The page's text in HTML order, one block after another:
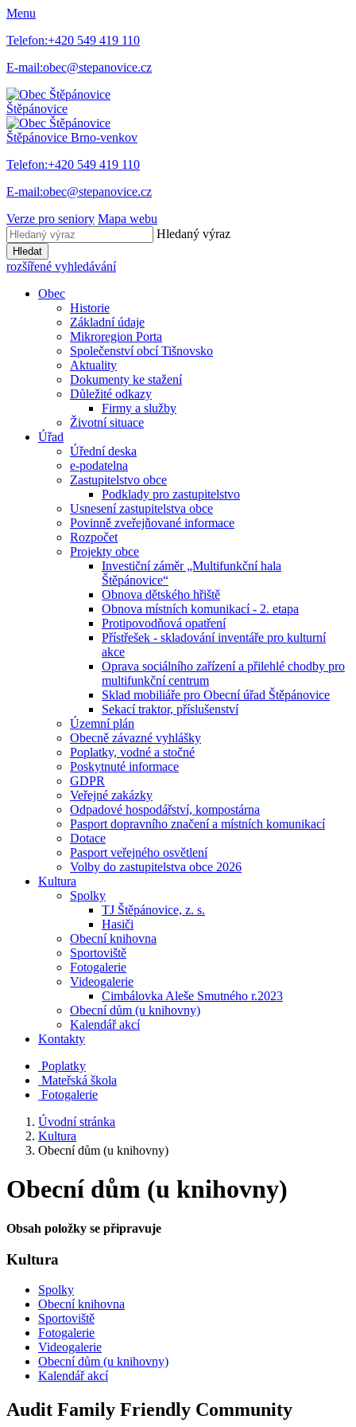
Menu
Telefon:+420 549 419 110
E-mail:obec@stepanovice.cz
Štěpánovice
Štěpánovice Brno-venkov
Telefon:+420 549 419 110
E-mail:obec@stepanovice.cz
Verze pro seniory Mapa webu
Hledaný výraz
Hledat
rozšířené vyhledávání
Obec
Historie
Základní údaje
Mikroregion Porta
Společenství obcí Tišnovsko
Aktuality
Dokumenty ke stažení
Důležité odkazy
Firmy a služby
Životní situace
Úřad
Úřední deska
e-podatelna
Zastupitelstvo obce
Podklady pro zastupitelstvo
Usnesení zastupitelstva obce
Povinně zveřejňované informace
Rozpočet
Projekty obce
Investiční záměr „Multifunkční hala
Štěpánovice“
Obnova dětského hřiště
Obnova místních komunikací - 2. etapa
Protipovodňová opatření
Přístřešek - skladování inventáře pro kulturní
akce
Oprava sociálního zařízení a přilehlé chodby pro
multifunkční centrum
Sklad mobiliáře pro Obecní úřad Štěpánovice
Sekací traktor, příslušenství
Územní plán
Obecně závazné vyhlášky
Poplatky, vodné a stočné
Poskytnuté informace
GDPR
Veřejné zakázky
Odpadové hospodářství, kompostárna
Pasport dopravního značení a místních komunikací
Dotace
Pasport veřejného osvětlení
Volby do zastupitelstva obce 2026
Kultura
Spolky
TJ Štěpánovice, z. s.
Hasiči
Obecní knihovna
Sportoviště
Fotogalerie
Videogalerie
Cimbálovka Aleše Smutného r.2023
Obecní dům (u knihovny)
Kalendář akcí
Kontakty
Poplatky
Mateřská škola
Fotogalerie
Úvodní stránka
Kultura
Obecní dům (u knihovny)
Obecní dům (u knihovny)
Obsah položky se připravuje
Kultura
Spolky
Obecní knihovna
Sportoviště
Fotogalerie
Videogalerie
Obecní dům (u knihovny)
Kalendář akcí
Audit Family Friendly Community